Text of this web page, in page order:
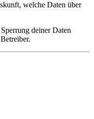
welche Daten über
deiner Daten